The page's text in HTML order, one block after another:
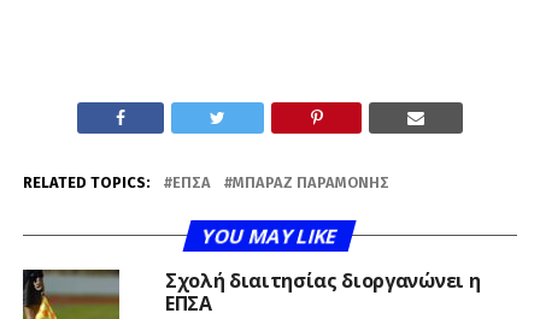
RELATED TOPICS: ΕΠΣΑ ΜΠΑΡΑΖ ΠΑΡΑΜΟΝΉΣ
YOU MAY LIKE
Σχολή διαιτησίας διοργανώνει η
ΕΠΣΑ